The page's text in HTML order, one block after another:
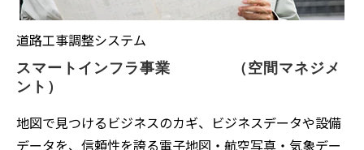
道路工事調整システム
スマートインフラ事業　　　　（空間マネジメ
ント）
地図で見つけるビジネスのカギ、ビジネスデータや設備
データを、信頼性を誇る電子地図・航空写真・気象デー